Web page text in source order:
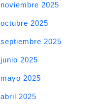
noviembre 2025
octubre 2025
septiembre 2025
junio 2025
mayo 2025
abril 2025